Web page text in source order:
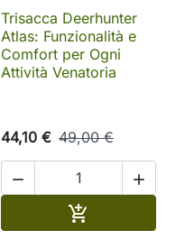
Trisacca Deerhunter
Atlas: Funzionalità e
Comfort per Ogni
Attività Venatoria
44,10 € 49,00 €
 
